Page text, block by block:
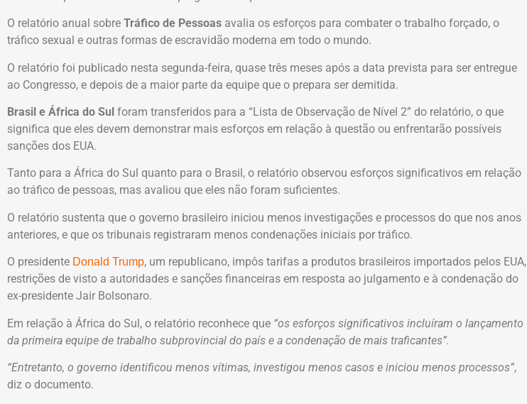
O relatório anual sobre Tráfico de Pessoas avalia os esforços para combater o trabalho forçado, o
tráfico sexual e outras formas de escravidão moderna em todo o mundo.
O relatório foi publicado nesta segunda-feira, quase três meses após a data prevista para ser entregue
ao Congresso, e depois de a maior parte da equipe que o prepara ser demitida.
Brasil e África do Sul foram transferidos para a “Lista de Observação de Nível 2” do relatório, o que
significa que eles devem demonstrar mais esforços em relação à questão ou enfrentarão possíveis
sanções dos EUA.
Tanto para a África do Sul quanto para o Brasil, o relatório observou esforços significativos em relação
ao tráfico de pessoas, mas avaliou que eles não foram suficientes.
O relatório sustenta que o governo brasileiro iniciou menos investigações e processos do que nos anos
anteriores, e que os tribunais registraram menos condenações iniciais por tráfico.
O presidente Donald Trump, um republicano, impôs tarifas a produtos brasileiros importados pelos EUA,
restrições de visto a autoridades e sanções financeiras em resposta ao julgamento e à condenação do
ex-presidente Jair Bolsonaro.
Em relação à África do Sul, o relatório reconhece que “os esforços significativos incluíram o lançamento
da primeira equipe de trabalho subprovincial do país e a condenação de mais traficantes”.
“Entretanto, o governo identificou menos vítimas, investigou menos casos e iniciou menos processos”,
diz o documento.